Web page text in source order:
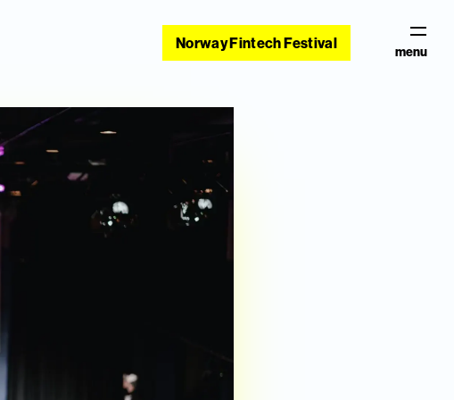
Norway Fintech Festival menu